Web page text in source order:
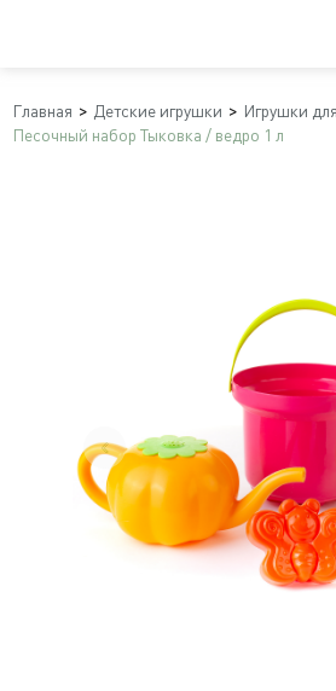
Главная Детские игрушки
Игрушки
Песочный набор Тыковка / ведро 1 л